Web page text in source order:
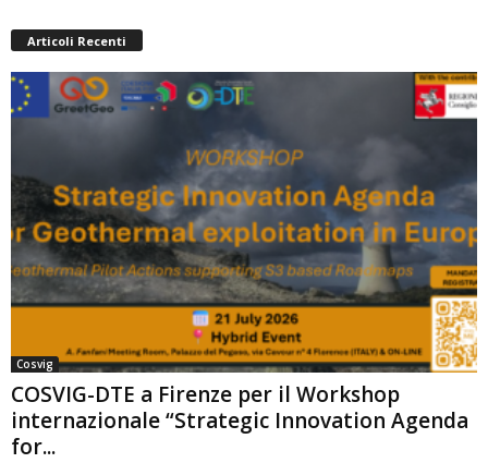
Articoli Recenti
Cosvig
COSVIG-DTE a Firenze per il Workshop
internazionale “Strategic Innovation Agenda
for...